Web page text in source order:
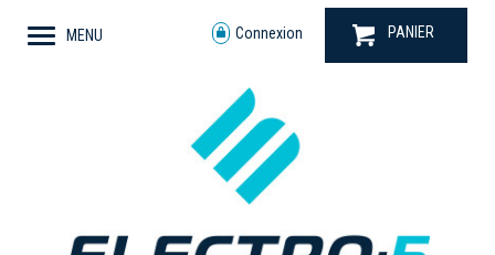
MENU Connexion PANIER